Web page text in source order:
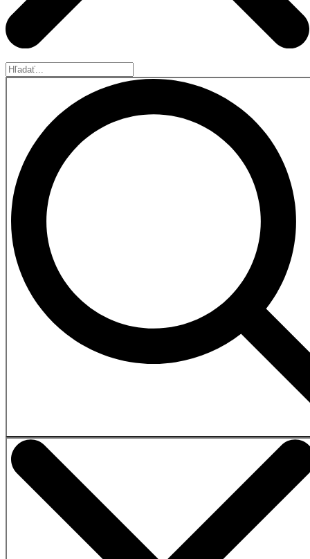
Hľadať...